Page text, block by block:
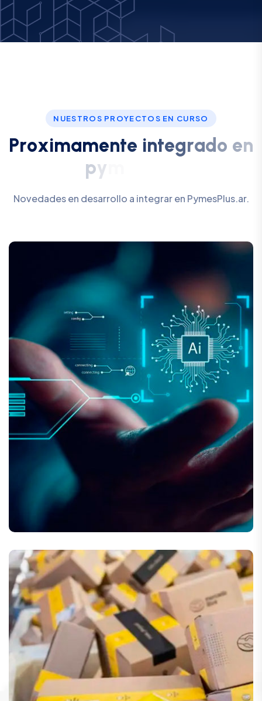
NUESTROS PROYECTOS EN CURSO
Proximamente integrado en
py
Novedades en desarrollo a integrar en PymesPlus.ar.